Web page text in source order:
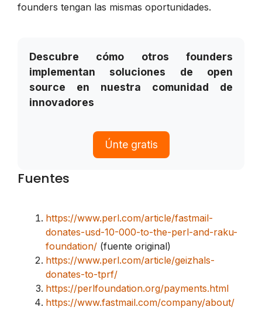
founders tengan las mismas oportunidades.
Descubre cómo otros founders
implementan soluciones de open
source en nuestra comunidad de
innovadores
Únte gratis
Fuentes
https://www.perl.com/article/fastmail-
donates-usd-10-000-to-the-perl-and-raku-
foundation/ (fuente original)
https://www.perl.com/article/geizhals-
donates-to-tprf/
https://perlfoundation.org/payments.html
https://www.fastmail.com/company/about/